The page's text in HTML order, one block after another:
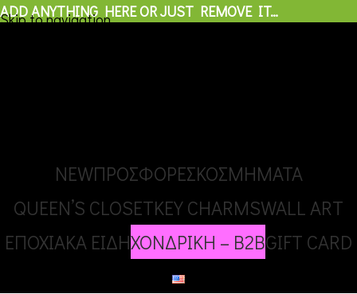
Skip to navigation
ADD ANYTHING HERE OR JUST REMOVE IT…
NEWΠΡΟΣΦΟΡΕΣΚΟΣΜΗΜΑΤΑ
QUEEN’S CLOSETKEY CHARMSWALL ART
ΕΠΟΧΙΑΚΑ ΕΙΔΗΧΟΝΔΡΙΚΗ – B2BGIFT CARD